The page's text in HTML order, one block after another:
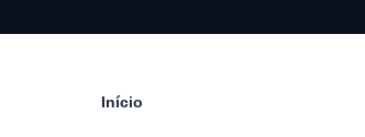
Início